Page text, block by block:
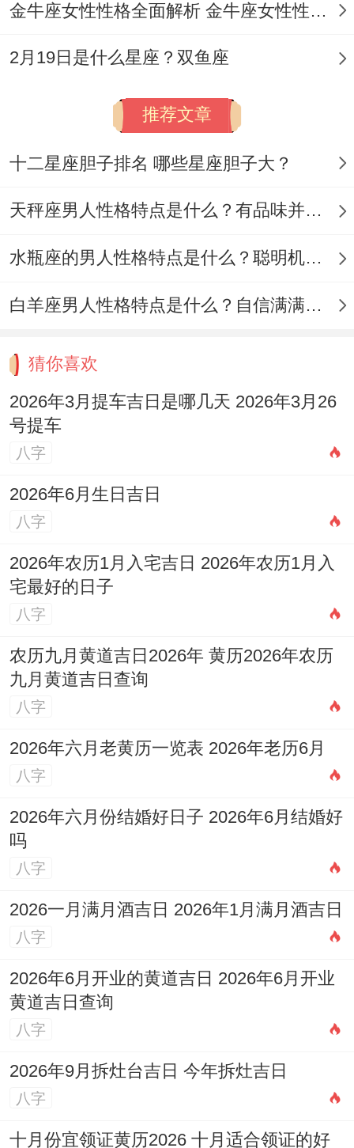
金牛座女性性格全面解析 金牛座女性性格与脾气全揭秘
2月19日是什么星座？双鱼座
推荐文章
十二星座胆子排名 哪些星座胆子大？
天秤座男人性格特点是什么？有品味并注重美感
水瓶座的男人性格特点是什么？聪明机智理性冷静
白羊座男人性格特点是什么？自信满满但缺乏耐心
猜你喜欢
2026年3月提车吉日是哪几天 2026年3月26
号提车
八字
2026年6月生日吉日
八字
2026年农历1月入宅吉日 2026年农历1月入
宅最好的日子
八字
农历九月黄道吉日2026年 黄历2026年农历
九月黄道吉日查询
八字
2026年六月老黄历一览表 2026年老历6月
八字
2026年六月份结婚好日子 2026年6月结婚好
吗
八字
2026一月满月酒吉日 2026年1月满月酒吉日
八字
2026年6月开业的黄道吉日 2026年6月开业
黄道吉日查询
八字
2026年9月拆灶台吉日 今年拆灶吉日
八字
十月份宜领证黄历2026 十月适合领证的好